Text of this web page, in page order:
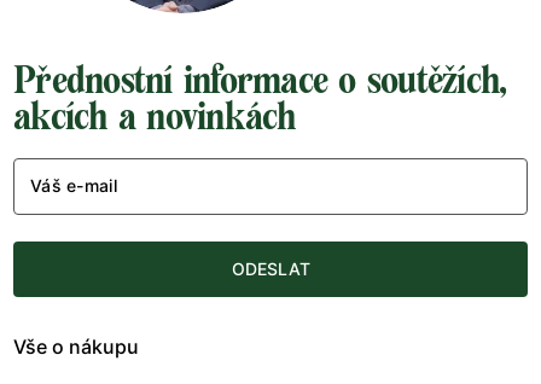
Přednostní informace o soutěžích,
akcích a novinkách
Váš e-mail
ODESLAT
Vše o nákupu